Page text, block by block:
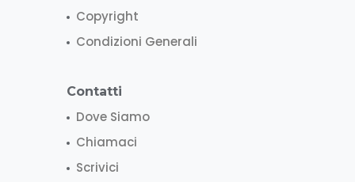
Copyright
Condizioni Generali
Contatti
Dove Siamo
Chiamaci
Scrivici